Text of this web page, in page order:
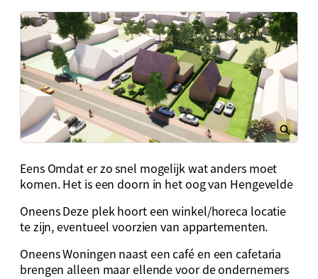
Eens Omdat er zo snel mogelijk wat anders moet
komen. Het is een doorn in het oog van Hengevelde
Oneens Deze plek hoort een winkel/horeca locatie
te zijn, eventueel voorzien van appartementen.
Oneens Woningen naast een café en een cafetaria
brengen alleen maar ellende voor de ondernemers